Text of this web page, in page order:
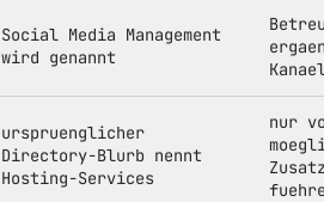
Social Media Management
wird genannt
urspruenglicher
Directory-Blurb nennt
Hosting-Services
nur